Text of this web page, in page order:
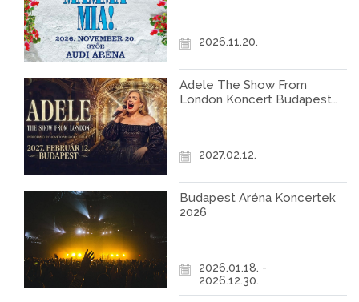
2026.11.20.
Adele The Show From
London Koncert Budapest
2027.02.12.
Budapest Aréna Koncertek
2026
2026.01.18. -
2026.12.30.